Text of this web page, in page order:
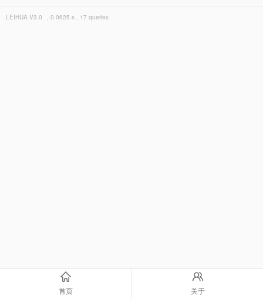
LEIHUA V3.0 , 0.0625 s , 17 queries
首页 关于